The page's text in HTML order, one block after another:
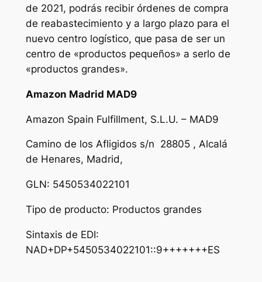
de 2021, podrás recibir órdenes de compra
de reabastecimiento y a largo plazo para el
nuevo centro logístico, que pasa de ser un
centro de «productos pequeños» a serlo de
«productos grandes».
Amazon Madrid MAD9
Amazon Spain Fulfillment, S.L.U. – MAD9
Camino de los Afligidos s/n 28805 , Alcalá
de Henares, Madrid,
GLN: 5450534022101
Tipo de producto: Productos grandes
Sintaxis de EDI:
NAD+DP+5450534022101::9+++++++ES